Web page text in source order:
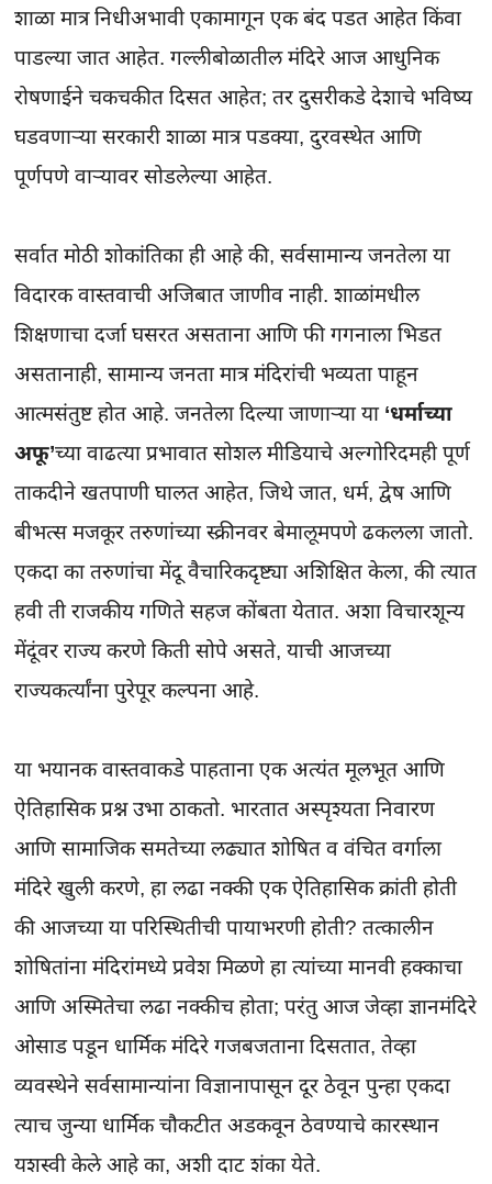
शाळा मात्र निधीअभावी एकामागून एक बंद पडत आहेत किंवा
पाडल्या जात आहेत. गल्लीबोळातील मंदिरे आज आधुनिक
रोषणाईने चकचकीत दिसत आहेत; तर दुसरीकडे देशाचे भविष्य
घडवणाऱ्या सरकारी शाळा मात्र पडक्या, दुरवस्थेत आणि
पूर्णपणे वाऱ्यावर सोडलेल्या आहेत.
सर्वात मोठी शोकांतिका ही आहे की, सर्वसामान्य जनतेला या
विदारक वास्तवाची अजिबात जाणीव नाही. शाळांमधील
शिक्षणाचा दर्जा घसरत असताना आणि फी गगनाला भिडत
असतानाही, सामान्य जनता मात्र मंदिरांची भव्यता पाहून
आत्मसंतुष्ट होत आहे. जनतेला दिल्या जाणाऱ्या या ‘धर्माच्या
अफू’च्या वाढत्या प्रभावात सोशल मीडियाचे अल्गोरिदमही पूर्ण
ताकदीने खतपाणी घालत आहेत, जिथे जात, धर्म, द्वेष आणि
बीभत्स मजकूर तरुणांच्या स्क्रीनवर बेमालूमपणे ढकलला जातो.
एकदा का तरुणांचा मेंदू वैचारिकदृष्ट्या अशिक्षित केला, की त्यात
हवी ती राजकीय गणिते सहज कोंबता येतात. अशा विचारशून्य
मेंदूंवर राज्य करणे किती सोपे असते, याची आजच्या
राज्यकर्त्यांना पुरेपूर कल्पना आहे.
या भयानक वास्तवाकडे पाहताना एक अत्यंत मूलभूत आणि
ऐतिहासिक प्रश्न उभा ठाकतो. भारतात अस्पृश्यता निवारण
आणि सामाजिक समतेच्या लढ्यात शोषित व वंचित वर्गाला
मंदिरे खुली करणे, हा लढा नक्की एक ऐतिहासिक क्रांती होती
की आजच्या या परिस्थितीची पायाभरणी होती? तत्कालीन
शोषितांना मंदिरांमध्ये प्रवेश मिळणे हा त्यांच्या मानवी हक्काचा
आणि अस्मितेचा लढा नक्कीच होता; परंतु आज जेव्हा ज्ञानमंदिरे
ओसाड पडून धार्मिक मंदिरे गजबजताना दिसतात, तेव्हा
व्यवस्थेने सर्वसामान्यांना विज्ञानापासून दूर ठेवून पुन्हा एकदा
त्याच जुन्या धार्मिक चौकटीत अडकवून ठेवण्याचे कारस्थान
यशस्वी केले आहे का, अशी दाट शंका येते.